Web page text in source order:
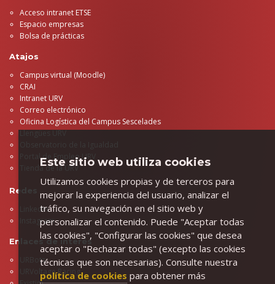
Acceso intranet ETSE
Espacio empresas
Bolsa de prácticas
Atajos
Campus virtual (Moodle)
CRAI
Intranet URV
Correo electrónico
Oficina Logística del Campus Sescelades
Llengües URV
Portal de Empleo URV
Tienda de la URV
Redes
LinkedIn
Instagram
Enlaces de interés
URBots
URVoltage Racing
Este sitio web utiliza cookies
Utilizamos cookies propias y de terceros para
mejorar la experiencia del usuario, analizar el
tráfico, su navegación en el sitio web y
personalizar el contenido. Puede "Aceptar todas
las cookies", "Configurar las cookies" que desea
aceptar o "Rechazar todas" (excepto las cookies
técnicas que son necesarias). Consulte nuestra
política de cookies para obtener más